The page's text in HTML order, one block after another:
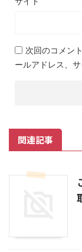
次回のコメン
ールアドレス、サ
関連記事